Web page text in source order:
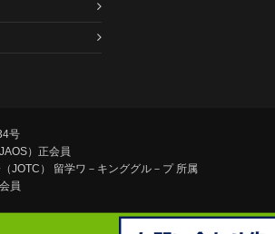
号
）正会員
JOTC） 留学ワ－キンググル－プ 所属
員